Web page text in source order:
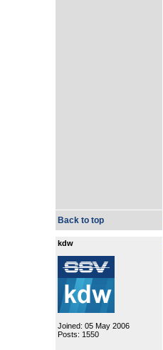
Back to top
kdw
Joined: 05 May 2006
Posts: 1550